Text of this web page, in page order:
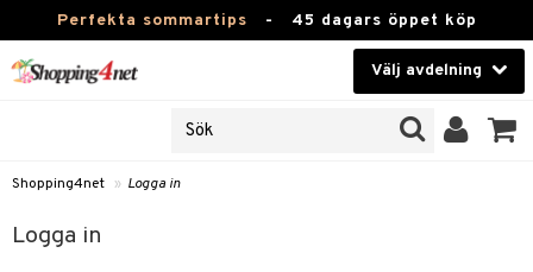
Perfekta sommartips - 45 dagars öppet köp
Välj avdelning
Kontaktlinser
Hälsokost
Shopping4net » Logga in
Logga in